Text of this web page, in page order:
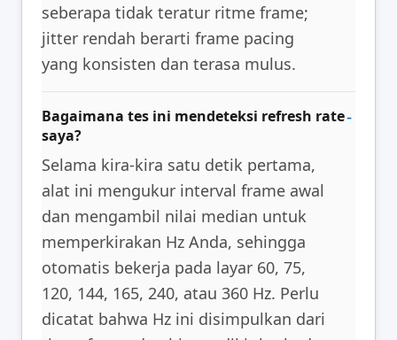
seberapa tidak teratur ritme frame;
jitter rendah berarti frame pacing
yang konsisten dan terasa mulus.
Bagaimana tes ini mendeteksi refresh rate
saya?
Selama kira-kira satu detik pertama,
alat ini mengukur interval frame awal
dan mengambil nilai median untuk
memperkirakan Hz Anda, sehingga
otomatis bekerja pada layar 60, 75,
120, 144, 165, 240, atau 360 Hz. Perlu
dicatat bahwa Hz ini disimpulkan dari